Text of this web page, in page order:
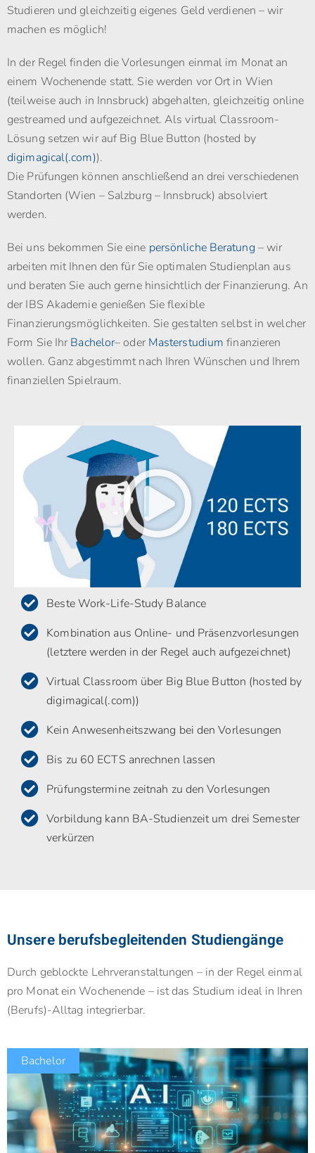
Studieren und gleichzeitig eigenes Geld verdienen – wir
machen es möglich!
In der Regel finden die Vorlesungen einmal im Monat an
einem Wochenende statt. Sie werden vor Ort in Wien
(teilweise auch in Innsbruck) abgehalten, gleichzeitig online
gestreamed und aufgezeichnet. Als virtual Classroom-
Lösung setzen wir auf Big Blue Button (hosted by
digimagical(.com)).
Die Prüfungen können anschließend an drei verschiedenen
Standorten (Wien – Salzburg – Innsbruck) absolviert
werden.
Bei uns bekommen Sie eine persönliche Beratung – wir
arbeiten mit Ihnen den für Sie optimalen Studienplan aus
und beraten Sie auch gerne hinsichtlich der Finanzierung. An
der IBS Akademie genießen Sie flexible
Finanzierungsmöglichkeiten. Sie gestalten selbst in welcher
Form Sie IhrBachelor– oderMasterstudium finanzieren
wollen. Ganz abgestimmt nach Ihren Wünschen und Ihrem
finanziellen Spielraum.
Beste Work-Life-Study Balance
Kombination aus Online- und Präsenzvorlesungen
(letztere werden in der Regel auch aufgezeichnet)
Virtual Classroom über Big Blue Button (hosted by
digimagical(.com))
Kein Anwesenheitszwang bei den Vorlesungen
Bis zu 60 ECTS anrechnen lassen
Prüfungstermine zeitnah zu den Vorlesungen
Vorbildung kann BA-Studienzeit um drei Semester
verkürzen
Unsere berufsbegleitenden Studiengänge
Durch geblockte Lehrveranstaltungen – in der Regel einmal
pro Monat ein Wochenende – ist das Studium ideal in Ihren
(Berufs)-Alltag integrierbar.
Bachelor